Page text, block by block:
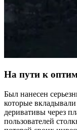
На пути к
Был нанесен
которые
деривативы через
пользователей